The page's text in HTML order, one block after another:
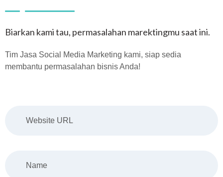
Biarkan kami tau, permasalahan marektingmu saat ini.
Tim Jasa Social Media Marketing kami, siap sedia
membantu permasalahan bisnis Anda!